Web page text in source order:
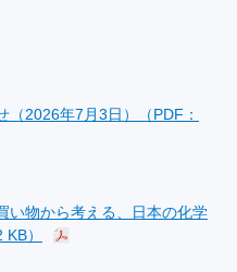
2026年7月3日）（PDF：
い物から考える、日本の化学
）